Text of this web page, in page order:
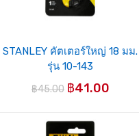
STANLEY คัตเตอร์ใหญ่ 18 มม.
รุ่น 10-143
฿45.00 ฿41.00